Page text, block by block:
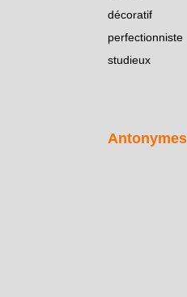
décoratif
perfectionniste
studieux